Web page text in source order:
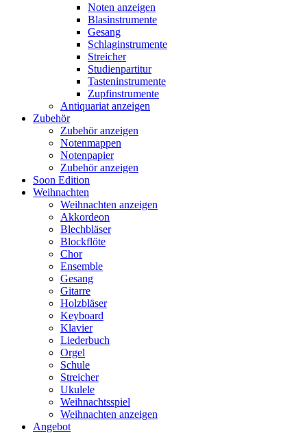
Noten anzeigen
Blasinstrumente
Gesang
Schlaginstrumente
Streicher
Studienpartitur
Tasteninstrumente
Zupfinstrumente
Antiquariat anzeigen
Zubehör
Zubehör anzeigen
Notenmappen
Notenpapier
Zubehör anzeigen
Soon Edition
Weihnachten
Weihnachten anzeigen
Akkordeon
Blechbläser
Blockflöte
Chor
Ensemble
Gesang
Gitarre
Holzbläser
Keyboard
Klavier
Liederbuch
Orgel
Schule
Streicher
Ukulele
Weihnachtsspiel
Weihnachten anzeigen
Angebot